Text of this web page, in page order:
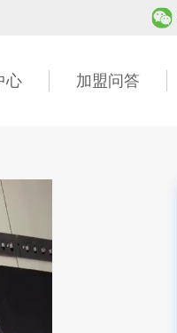
心 加盟问答